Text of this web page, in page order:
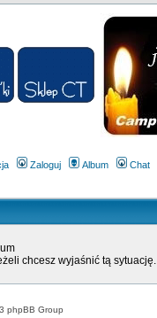
Zaloguj Album Chat
chcesz wyjaśnić tą sytuację.
phpBB Group